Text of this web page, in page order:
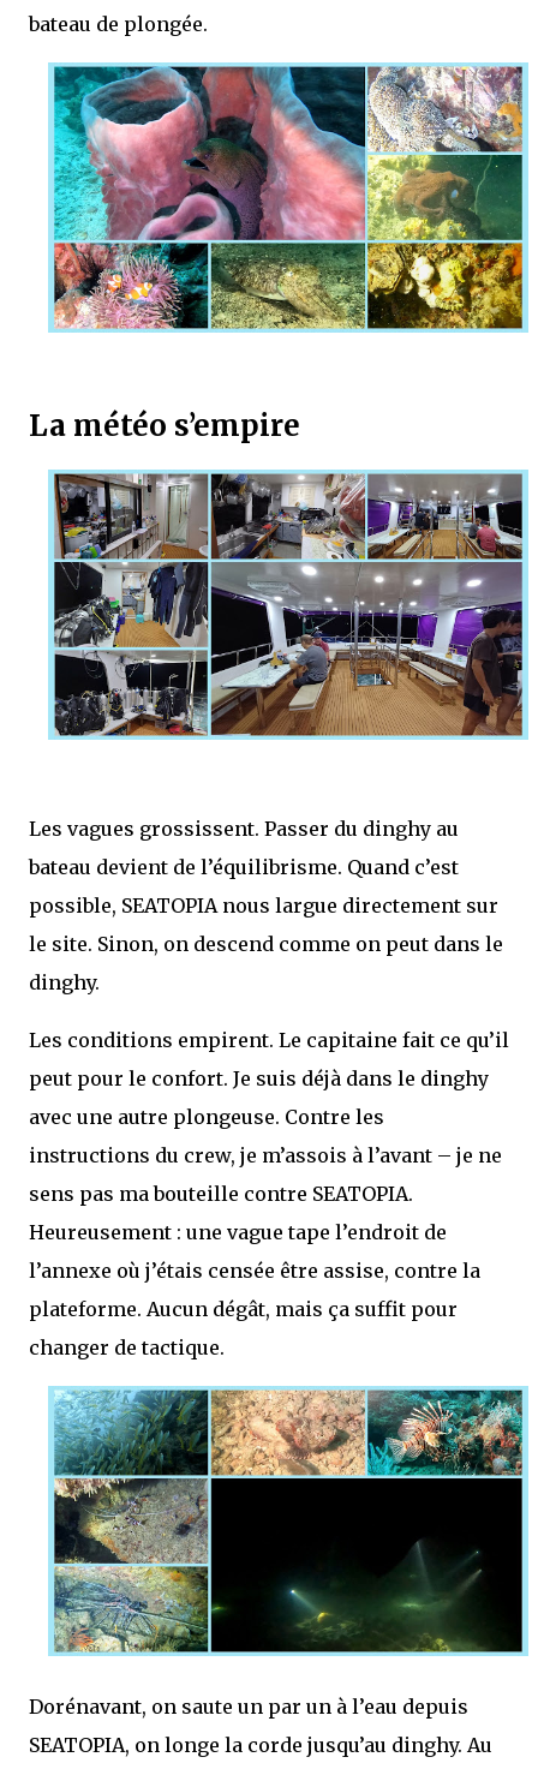
bateau de plongée.
La météo s’empire
Les vagues grossissent. Passer du dinghy au
bateau devient de l’équilibrisme. Quand c’est
possible, SEATOPIA nous largue directement sur
le site. Sinon, on descend comme on peut dans le
dinghy.
Les conditions empirent. Le capitaine fait ce qu’il
peut pour le confort. Je suis déjà dans le dinghy
avec une autre plongeuse. Contre les
instructions du crew, je m’assois à l’avant – je ne
sens pas ma bouteille contre SEATOPIA.
Heureusement : une vague tape l’endroit de
l’annexe où j’étais censée être assise, contre la
plateforme. Aucun dégât, mais ça suffit pour
changer de tactique.
Dorénavant, on saute un par un à l’eau depuis
SEATOPIA, on longe la corde jusqu’au dinghy. Au